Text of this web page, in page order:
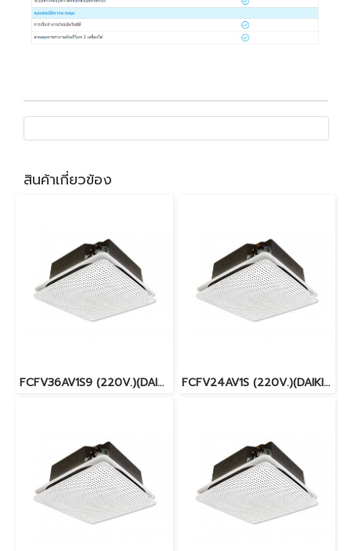
สินค้าเกี่ยวข้อง
FCFV36AV1S9 (220V.)(DAIKIN SKYAIR) รุ่นฝังในฝ้ากระจายลมรอบทิศทาง FIXED SPEED น้ำยา R32 พร้อมบริการติดตั้ง FCFV24AV1S (220V.)(DAIKIN SKYAIR) รุ่นฝังในฝ้ากระจายลมรอบทิศทาง FIXED SPEED น้ำยา R32 พร้อมบริการติดตั้ง